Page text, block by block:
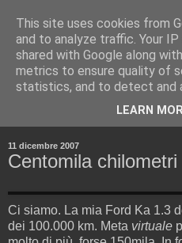
11 dicembre 2007
Centomila
Ci siamo. La mia Ford Ka 1.3
dei 100.000 km. Meta virtuale
This site uses cookies from
and to analyze traffic. Your
shared with Google along
metrics to ensure quality of
statistics, and to detect and
LEARN